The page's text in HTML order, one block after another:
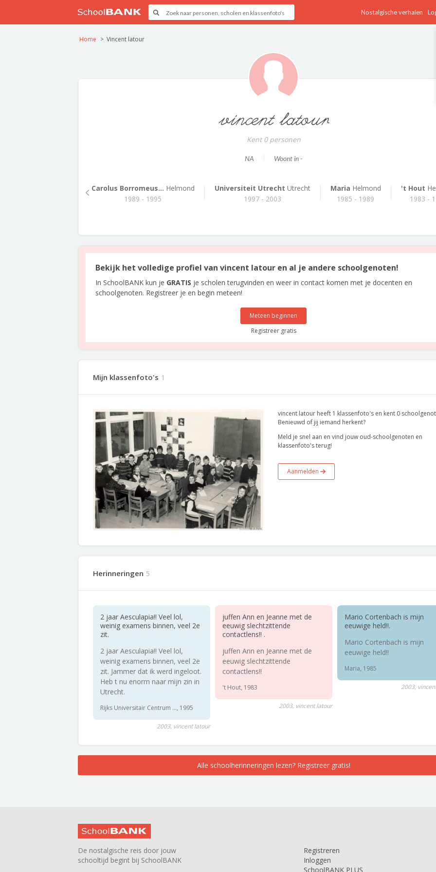
Nostalgische verhalen
Home Vincent latour
vincent latour
Kent 0 personen
NA Woont in -
Carolus Borromeus... Helmond
1989 - 1995
Universiteit Utrecht Utrecht
1997 - 2003
Maria Helmond
1985 - 1989
't Hout
1983 -
Bekijk het volledige profiel van vincent latour en al je andere schoolgenoten!
In SchoolBANK kun je GRATIS je scholen terugvinden en weer in contact komen met je docenten en
schoolgenoten. Registreer je en begin meteen!
Meteen beginnen
Registreer gratis
Mijn klassenfoto's 1
vincent latour heeft 1 klassenfoto's en kent 0
Benieuwd of jij iemand herkent?
Meld je snel aan en vind jouw oud-schoolgenoten en
klassenfoto's terug!
Aanmelden
Herinneringen 5
2 jaar Aesculapia!! Veel lol,
weinig examens binnen, veel 2e
zit.
2 jaar Aesculapia!! Veel lol,
weinig examens binnen, veel 2e
zit. Jammer dat ik werd ingeloot.
Heb t nu enorm naar mijn zin in
Utrecht.
Rijks Universitair Centrum ..., 1995
2003, vincent latour
juffen Ann en Jeanne met de
eeuwig slechtzittende
contactlens!! .
juffen Ann en Jeanne met de
eeuwig slechtzittende
contactlens!!
't Hout, 1983
2003, vincent latour
Mario Cortenbach is mijn
eeuwige held!!.
Mario Cortenbach is mijn
eeuwige held!!
Maria, 1985
2003,
Alle schoolherinneringen lezen? Registreer gratis!
De nostalgische reis door jouw
schooltijd begint bij SchoolBANK
Registreren
Inloggen
SchoolBANK PLUS